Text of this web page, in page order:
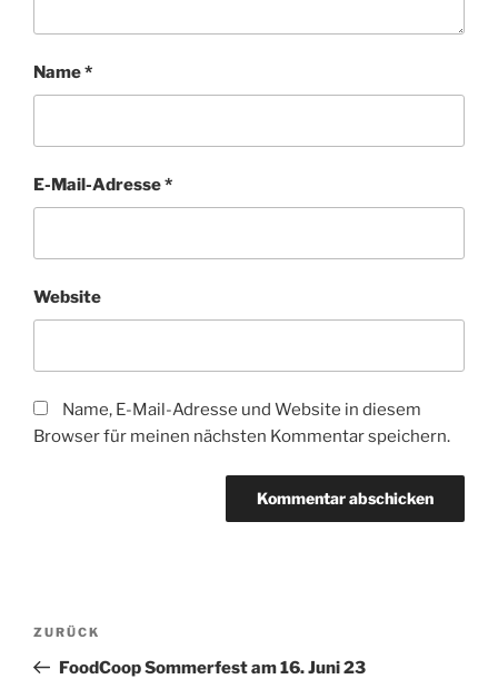
Name*
E-Mail-Adresse*
Website
Name, E-Mail-Adresse und Website in diesem
Browser für meinen nächsten Kommentar speichern.
Beitragsnavigation
Vorheriger
Beitrag
ZURÜCK
FoodCoop Sommerfest am 16. Juni 23